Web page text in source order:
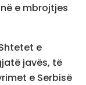
e mbrojtjes
e
javës, të
e Serbisë